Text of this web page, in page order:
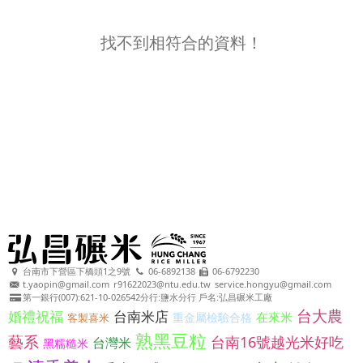
找不到相符合的資料！
台南市下營區下橋頭1之9號 06-6892138
06-6792230
t.yaopin@gmail.com r91622023@ntu.edu.tw service.hongyu@gmail.com
第一銀行(007):621-10-026542分行:鹽水分行 戶名:弘昌碾米工廠
婚禮祝福 客製喜米 台南米店 重金屬檢驗合格 在來米 台大農
藝系 黑糯糙米 台灣米 熟黑豆粒 台南16號越光米好吃